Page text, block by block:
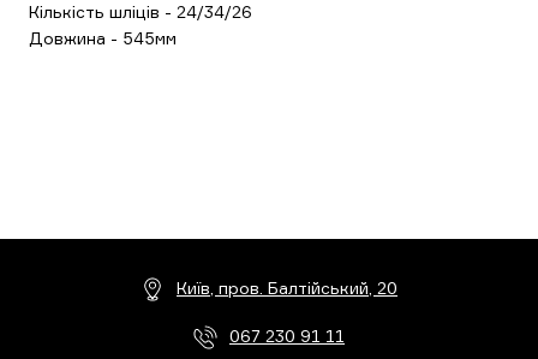
Кількість шліців - 24/34/26
Довжина - 545мм
Київ, пров. Балтійський, 20
067 230 91 11